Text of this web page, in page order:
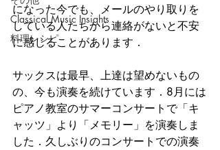
Classical Music Insights
料理レシピ
になった今でも、メールのやり取りを
している人たちから連絡がないと不安
に感じることがあります．
サックスは最早、上達は望めないもの
の、今も演奏を続けています．8月には
ピアノ教室のサマーコンサートで「キ
ャッツ」より「メモリー」を演奏しま
した．久しぶりのコンサートでの演奏